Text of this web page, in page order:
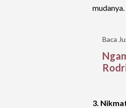
mudanya.
Baca
3.